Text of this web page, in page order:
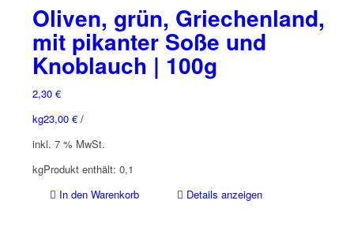
mehrere
Varianten
auf.
Die
Optionen
Oliven, grün, Griechenland,
mit pikanter Soße und
Knoblauch | 100g
2,30 €
23,00 €/
kg
inkl. 7 % MwSt.
Produkt enthält: 0,1
kg
In den Warenkorb
Details anzeigen